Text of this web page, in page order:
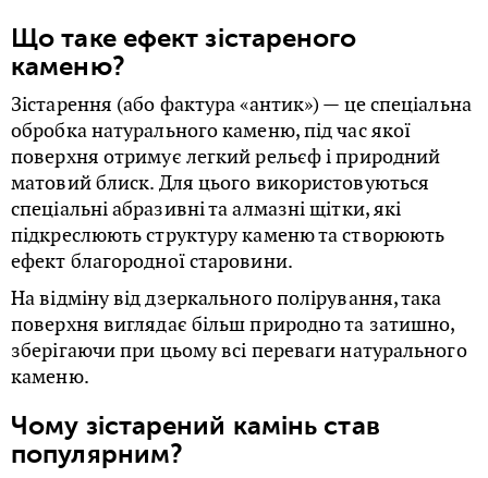
Що таке ефект зістареного
каменю?
Зістарення (або фактура «антик») — це спеціальна
обробка натурального каменю, під час якої
поверхня отримує легкий рельєф і природний
матовий блиск. Для цього використовуються
спеціальні абразивні та алмазні щітки, які
підкреслюють структуру каменю та створюють
ефект благородної старовини.
На відміну від дзеркального полірування, така
поверхня виглядає більш природно та затишно,
зберігаючи при цьому всі переваги натурального
каменю.
Чому зістарений камінь став
популярним?